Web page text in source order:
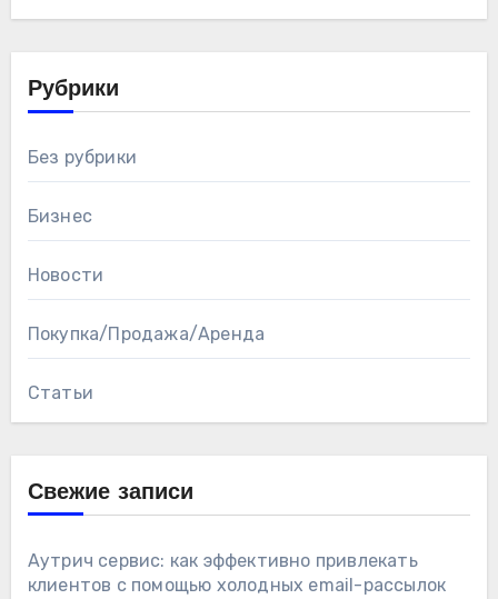
Рубрики
Без рубрики
Бизнес
Новости
Покупка/Продажа/Аренда
Статьи
Свежие записи
Аутрич сервис: как эффективно привлекать
клиентов с помощью холодных email-рассылок